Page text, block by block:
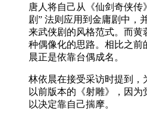
唐人将自己从《仙剑奇侠传
剧” 法则应用到金庸剧中，
来武侠剧的风格范式。而黄
种偶像化的思路。相比之前
晨正是依靠台偶成名。
林依晨在接受采访时提到，
以前版本的《射雕》，因
以决定靠自己揣摩。